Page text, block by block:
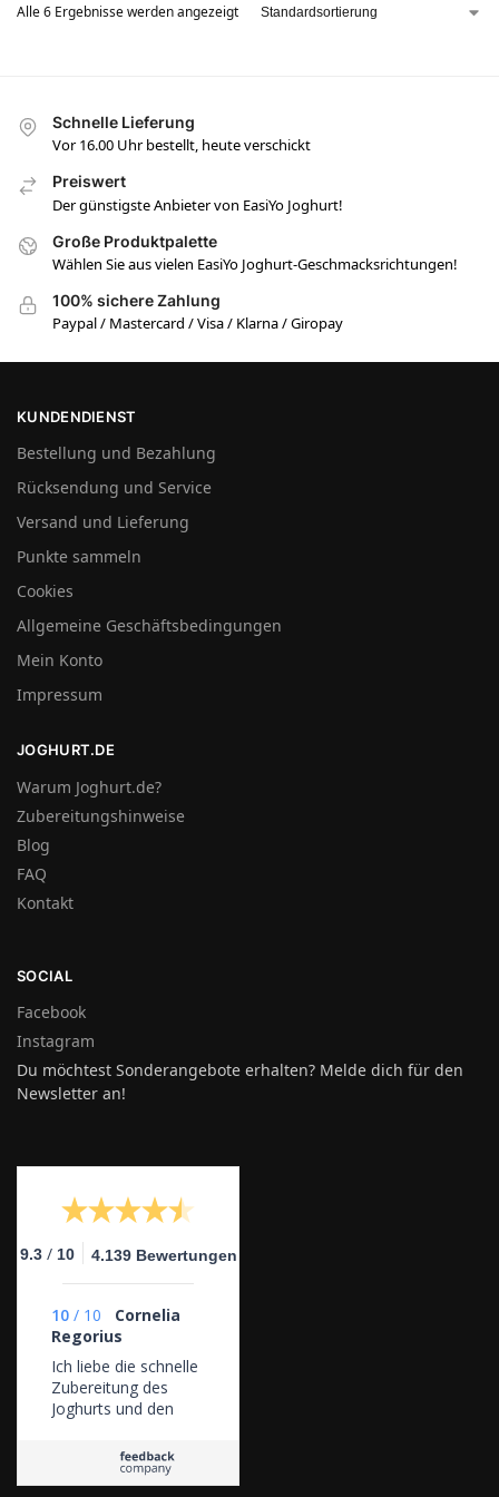
Alle 6 Ergebnisse werden angezeigt
Schnelle Lieferung
Vor 16.00 Uhr bestellt, heute verschickt
Preiswert
Der günstigste Anbieter von EasiYo Joghurt!
Große Produktpalette
Wählen Sie aus vielen EasiYo Joghurt-Geschmacksrichtungen!
100% sichere Zahlung
Paypal / Mastercard / Visa / Klarna / Giropay
KUNDENDIENST
Bestellung und Bezahlung
Rücksendung und Service
Versand und Lieferung
Punkte sammeln
Cookies
Allgemeine Geschäftsbedingungen
Mein Konto
Impressum
JOGHURT.DE
Warum Joghurt.de?
Zubereitungshinweise
Blog
FAQ
Kontakt
SOCIAL
Facebook
Instagram
Du möchtest Sonderangebote erhalten? Melde dich für den
Newsletter an!
9.3 / 10 4.139 Bewertungen
10 / 10
Cornelia
Regorius
Ich liebe die schnelle
Zubereitung des
Joghurts und den